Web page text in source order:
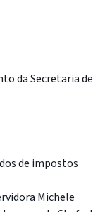
da Secretaria de
de impostos
Michele